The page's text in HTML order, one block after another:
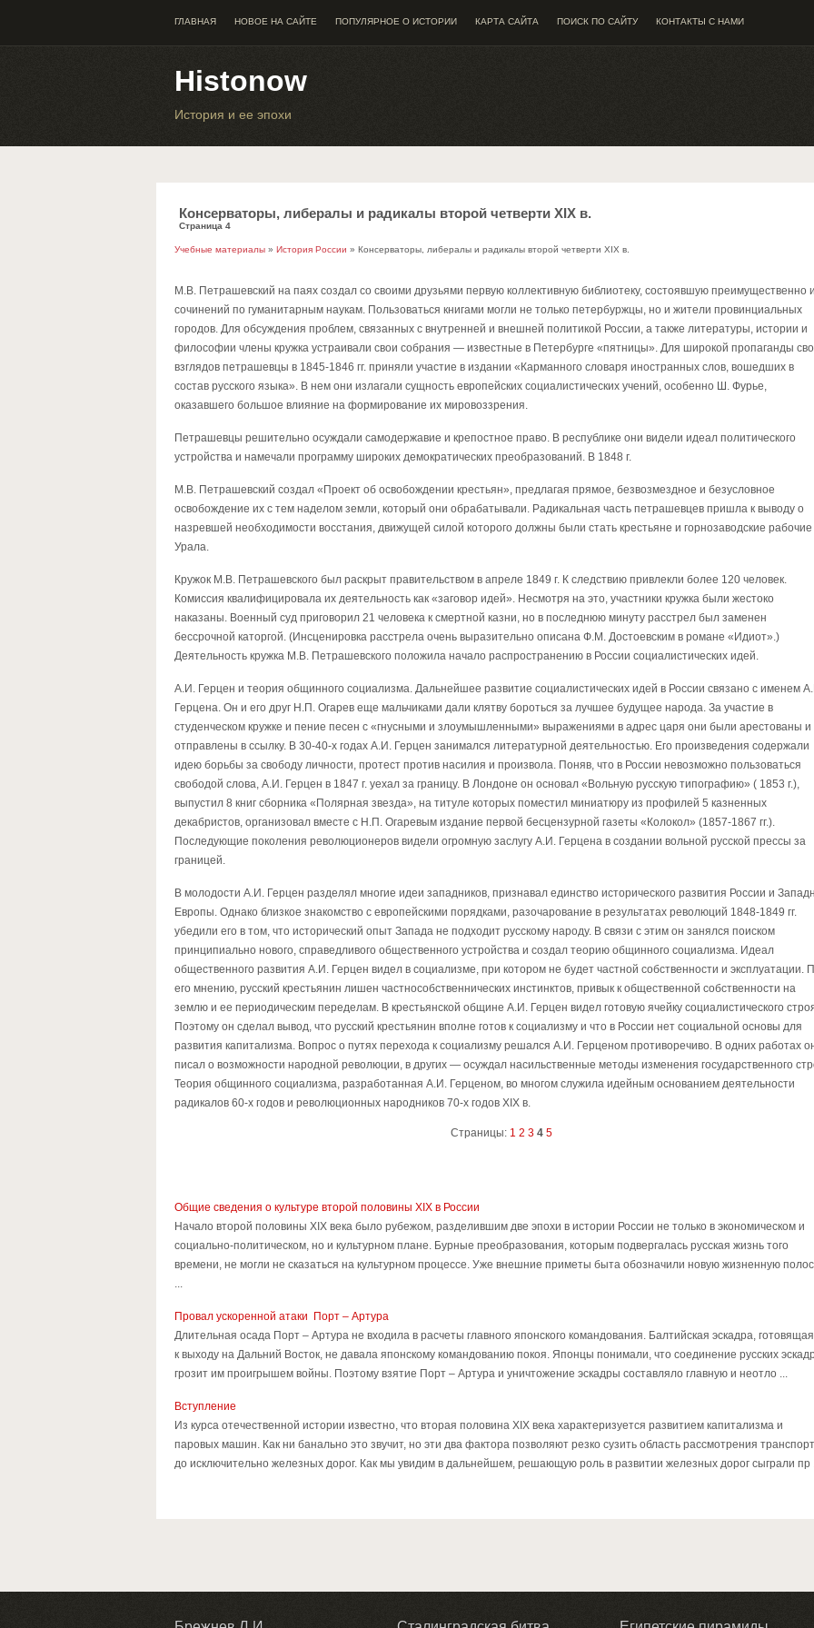
ГЛАВНАЯ НОВОЕ НА САЙТЕ ПОПУЛЯРНОЕ О ИСТОРИИ КАРТА САЙТА ПОИСК ПО САЙТУ КОНТАКТЫ С НАМИ
Histonow
История и ее эпохи
Консерваторы, либералы и радикалы второй четверти XIX в.
Страница 4
Учебные материалы » История России » Консерваторы, либералы и радикалы второй четверти XIX в.
М.В. Петрашевский на паях создал со своими друзьями первую коллективную библиотеку, состоявшую преимущественно
сочинений по гуманитарным наукам. Пользоваться книгами могли не только петербуржцы, но и жители провинциальных
городов. Для обсуждения проблем, связанных с внутренней и внешней политикой России, а также литературы, истории и
философии члены кружка устраивали свои собрания — известные в Петербурге «пятницы». Для широкой пропаганды
взглядов петрашевцы в 1845-1846 гг. приняли участие в издании «Карманного словаря иностранных слов, вошедших в
состав русского языка». В нем они излагали сущность европейских социалистических учений, особенно Ш. Фурье,
оказавшего большое влияние на формирование их мировоззрения.
Петрашевцы решительно осуждали самодержавие и крепостное право. В республике они видели идеал политического
устройства и намечали программу широких демократических преобразований. В 1848 г.
М.В. Петрашевский создал «Проект об освобождении крестьян», предлагая прямое, безвозмездное и безусловное
освобождение их с тем наделом земли, который они обрабатывали. Радикальная часть петрашевцев пришла к выводу о
назревшей необходимости восстания, движущей силой которого должны были стать крестьяне и горнозаводские рабочие
Урала.
Кружок М.В. Петрашевского был раскрыт правительством в апреле 1849 г. К следствию привлекли более 120 человек.
Комиссия квалифицировала их деятельность как «заговор идей». Несмотря на это, участники кружка были жестоко
наказаны. Военный суд приговорил 21 человека к смертной казни, но в последнюю минуту расстрел был заменен
бессрочной каторгой. (Инсценировка расстрела очень выразительно описана Ф.М. Достоевским в романе «Идиот».)
Деятельность кружка М.В. Петрашевского положила начало распространению в России социалистических идей.
А.И. Герцен и теория общинного социализма. Дальнейшее развитие социалистических идей в России связано с именем
Герцена. Он и его друг Н.П. Огарев еще мальчиками дали клятву бороться за лучшее будущее народа. За участие в
студенческом кружке и пение песен с «гнусными и злоумышленными» выражениями в адрес царя они были арестованы и
отправлены в ссылку. В 30-40-х годах А.И. Герцен занимался литературной деятельностью. Его произведения содержали
идею борьбы за свободу личности, протест против насилия и произвола. Поняв, что в России невозможно пользоваться
свободой слова, А.И. Герцен в 1847 г. уехал за границу. В Лондоне он основал «Вольную русскую типографию» ( 1853 г.),
выпустил 8 книг сборника «Полярная звезда», на титуле которых поместил миниатюру из профилей 5 казненных
декабристов, организовал вместе с Н.П. Огаревым издание первой бесцензурной газеты «Колокол» (1857-1867 гг.).
Последующие поколения революционеров видели огромную заслугу А.И. Герцена в создании вольной русской прессы за
границей.
В молодости А.И. Герцен разделял многие идеи западников, признавал единство исторического развития России и
Европы. Однако близкое знакомство с европейскими порядками, разочарование в результатах революций 1848-1849 гг.
убедили его в том, что исторический опыт Запада не подходит русскому народу. В связи с этим он занялся поиском
принципиально нового, справедливого общественного устройства и создал теорию общинного социализма. Идеал
общественного развития А.И. Герцен видел в социализме, при котором не будет частной собственности и эксплуатации.
его мнению, русский крестьянин лишен частнособственнических инстинктов, привык к общественной собственности на
землю и ее периодическим переделам. В крестьянской общине А.И. Герцен видел готовую ячейку социалистического
Поэтому он сделал вывод, что русский крестьянин вполне готов к социализму и что в России нет социальной основы для
развития капитализма. Вопрос о путях перехода к социализму решался А.И. Герценом противоречиво. В одних работах
писал о возможности народной революции, в других — осуждал насильственные методы изменения государственного
Теория общинного социализма, разработанная А.И. Герценом, во многом служила идейным основанием деятельности
радикалов 60-х годов и революционных народников 70-х годов XIX в.
Страницы: 1 2 3 4 5
Общие сведения о культуре второй половины XIX в России
Начало второй половины XIX века было рубежом, разделившим две эпохи в истории России не только в экономическом и
социально-политическом, но и культурном плане. Бурные преобразования, которым подвергалась русская жизнь того
времени, не могли не сказаться на культурном процессе. Уже внешние приметы быта обозначили новую жизненную
...
Провал ускоренной атаки Порт – Артура
Длительная осада Порт – Артура не входила в расчеты главного японского командования. Балтийская эскадра,
к выходу на Дальний Восток, не давала японскому командованию покоя. Японцы понимали, что соединение русских
грозит им проигрышем войны. Поэтому взятие Порт – Артура и уничтожение эскадры составляло главную и неотло ...
Вступление
Из курса отечественной истории известно, что вторая половина XIX века характеризуется развитием капитализма и
паровых машин. Как ни банально это звучит, но эти два фактора позволяют резко сузить область рассмотрения
до исключительно железных дорог. Как мы увидим в дальнейшем, решающую роль в развитии железных дорог сыграли пр